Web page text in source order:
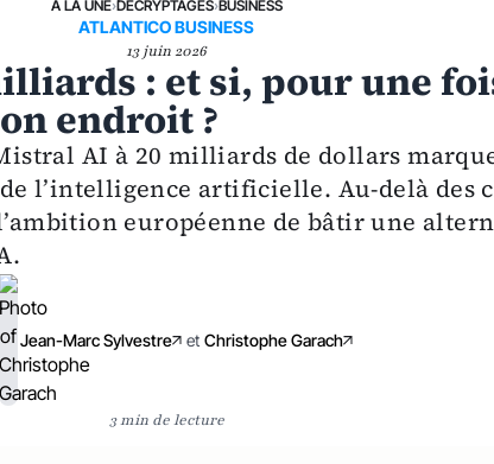
A LA UNE›DÉCRYPTAGES›BUSINESS
ATLANTICO BUSINESS
13 juin 2026
: et si, pour une
endroit ?
AI à 20 milliards de dollars
l’intelligence artificielle. Au-delà des
européenne de bâtir une
Jean-Marc Sylvestre et Christophe Garach
3 min de lecture